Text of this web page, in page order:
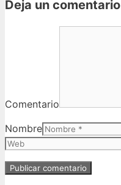
Deja un comentario
Comentario
Nombre